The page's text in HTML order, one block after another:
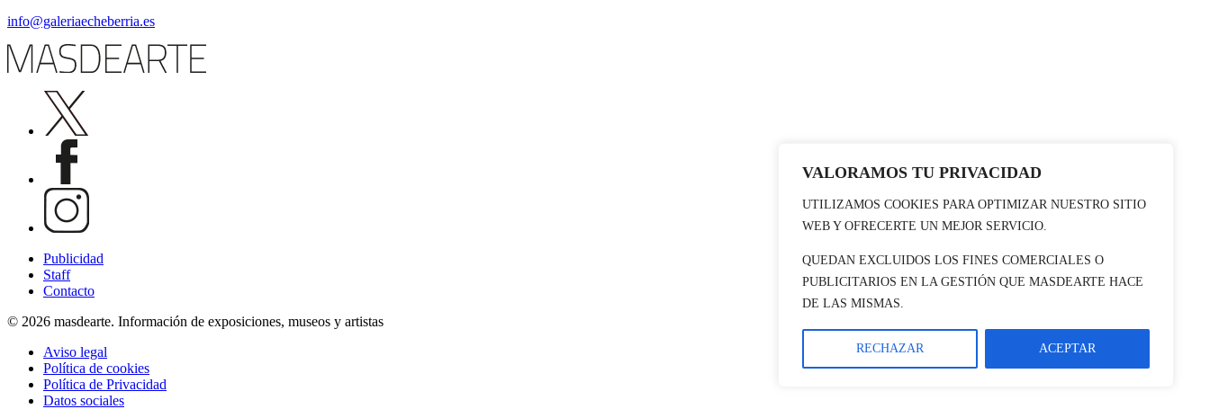
VALORAMOS TU PRIVACIDAD
UTILIZAMOS COOKIES PARA OPTIMIZAR NUESTRO SITIO
WEB Y OFRECERTE UN MEJOR SERVICIO.
QUEDAN EXCLUIDOS LOS FINES COMERCIALES O
PUBLICITARIOS EN LA GESTIÓN QUE MASDEARTE HACE
DE LAS MISMAS.
RECHAZAR ACEPTAR
info@galeriaecheberria.es
Publicidad
Staff
Contacto
© 2026 masdearte. Información de exposiciones, museos y artistas
Aviso legal
Política de cookies
Política de Privacidad
Datos sociales